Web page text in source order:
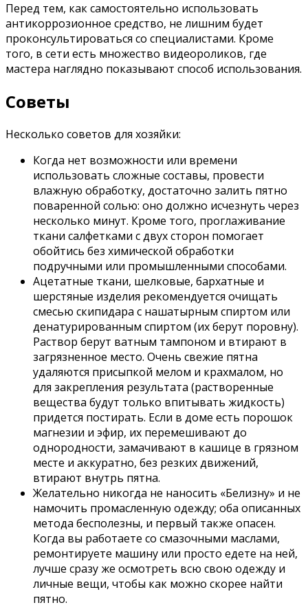
Перед тем, как самостоятельно использовать
антикоррозионное средство, не лишним будет
проконсультироваться со специалистами. Кроме
того, в сети есть множество видеороликов, где
мастера наглядно показывают способ использования.
Советы
Несколько советов для хозяйки:
Когда нет возможности или времени
использовать сложные составы, провести
влажную обработку, достаточно залить пятно
поваренной солью: оно должно исчезнуть через
несколько минут. Кроме того, проглаживание
ткани салфетками с двух сторон помогает
обойтись без химической обработки
подручными или промышленными способами.
Ацетатные ткани, шелковые, бархатные и
шерстяные изделия рекомендуется очищать
смесью скипидара с нашатырным спиртом или
денатурированным спиртом (их берут поровну).
Раствор берут ватным тампоном и втирают в
загрязненное место. Очень свежие пятна
удаляются присыпкой мелом и крахмалом, но
для закрепления результата (растворенные
вещества будут только впитывать жидкость)
придется постирать. Если в доме есть порошок
магнезии и эфир, их перемешивают до
однородности, замачивают в кашице в грязном
месте и аккуратно, без резких движений,
втирают внутрь пятна.
Желательно никогда не наносить «Белизну» и не
намочить промасленную одежду; оба описанных
метода бесполезны, и первый также опасен.
Когда вы работаете со смазочными маслами,
ремонтируете машину или просто едете на ней,
лучше сразу же осмотреть всю свою одежду и
личные вещи, чтобы как можно скорее найти
пятно.